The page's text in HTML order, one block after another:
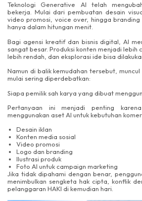
Teknologi Generative AI telah
bekerja. Mulai dari pembuatan desain
video promosi, voice over, hingga branding
hanya dalam hitungan menit.
Bagi agensi kreatif dan bisnis digital, AI
sangat besar. Produksi konten menjadi
lebih rendah, dan eksplorasi ide bisa
Namun di balik kemudahan tersebut,
mulai sering diperdebatkan:
Siapa pemilik sah karya yang dibuat
Pertanyaan ini menjadi penting
menggunakan aset AI untuk kebutuhan
Desain iklan
Konten media sosial
Video promosi
Logo dan branding
Ilustrasi produk
Foto AI untuk campaign marketing
Jika tidak dipahami dengan benar,
menimbulkan sengketa hak cipta, konflik
pelanggaran HAKI di kemudian hari.